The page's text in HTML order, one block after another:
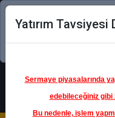
Şimdi
Yatırım Tavsiyesi
Sermaye piyasalarında
edebileceğiniz gibi
Bu nedenle, işlem